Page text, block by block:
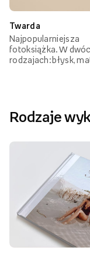
Twarda
Najpopularniejsza
fotoksiążka. W
rodzajach: błysk,
Rodzaje